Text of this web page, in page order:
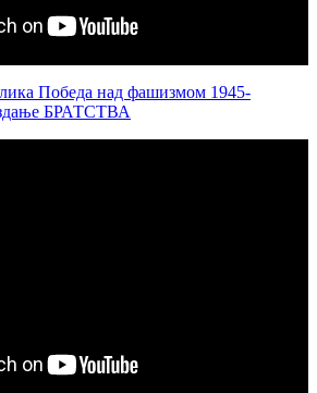
Победа над фашизмом 1945-
БРАТСТВА